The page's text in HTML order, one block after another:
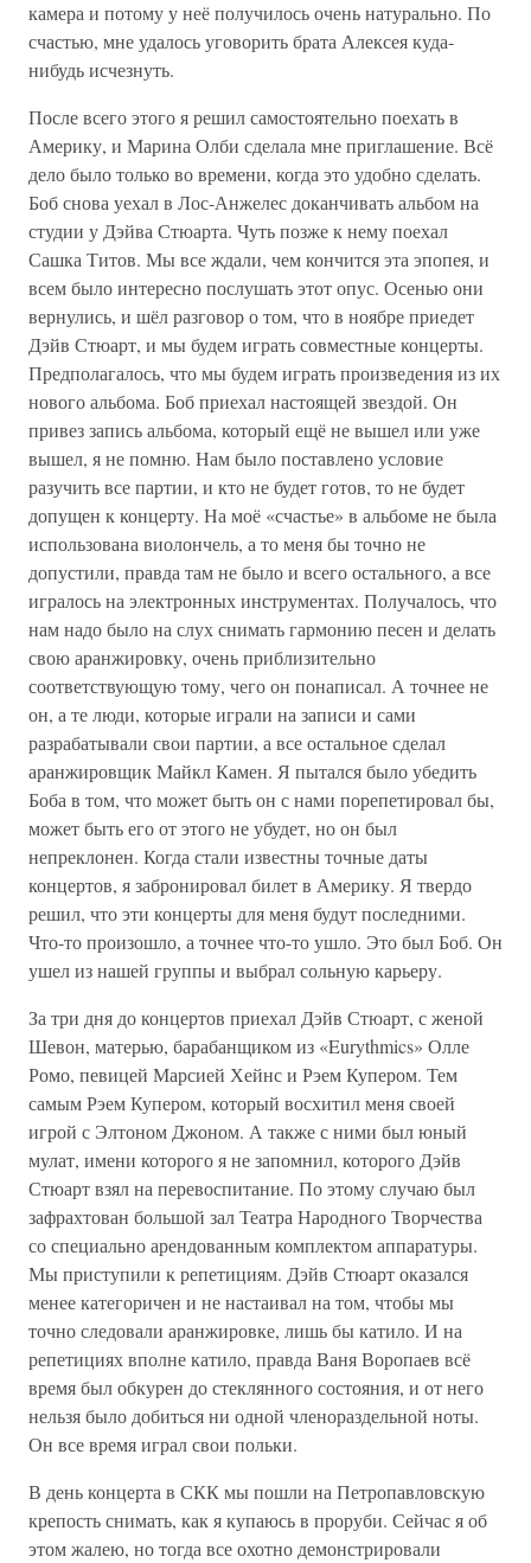
камера и потому у неё получилось очень натурально. По
счастью, мне удалось уговорить брата Алексея куда-
нибудь исчезнуть.
После всего этого я решил самостоятельно поехать в
Америку, и Марина Олби сделала мне приглашение. Всё
дело было только во времени, когда это удобно сделать.
Боб снова уехал в Лос-Анжелес доканчивать альбом на
студии у Дэйва Стюарта. Чуть позже к нему поехал
Сашка Титов. Мы все ждали, чем кончится эта эпопея, и
всем было интересно послушать этот опус. Осенью они
вернулись, и шёл разговор о том, что в ноябре приедет
Дэйв Стюарт, и мы будем играть совместные концерты.
Предполагалось, что мы будем играть произведения из их
нового альбома. Боб приехал настоящей звездой. Он
привез запись альбома, который ещё не вышел или уже
вышел, я не помню. Нам было поставлено условие
разучить все партии, и кто не будет готов, то не будет
допущен к концерту. На моё «счастье» в альбоме не была
использована виолончель, а то меня бы точно не
допустили, правда там не было и всего остального, а все
игралось на электронных инструментах. Получалось, что
нам надо было на слух снимать гармонию песен и делать
свою аранжировку, очень приблизительно
соответствующую тому, чего он понаписал. А точнее не
он, а те люди, которые играли на записи и сами
разрабатывали свои партии, а все остальное сделал
аранжировщик Майкл Камен. Я пытался было убедить
Боба в том, что может быть он с нами порепетировал бы,
может быть его от этого не убудет, но он был
непреклонен. Когда стали известны точные даты
концертов, я забронировал билет в Америку. Я твердо
решил, что эти концерты для меня будут последними.
Что-то произошло, а точнее что-то ушло. Это был Боб. Он
ушел из нашей группы и выбрал сольную карьеру.
За три дня до концертов приехал Дэйв Стюарт, с женой
Шевон, матерью, барабанщиком из «Eurythmics» Олле
Ромо, певицей Марсией Хейнс и Рэем Купером. Тем
самым Рэем Купером, который восхитил меня своей
игрой с Элтоном Джоном. А также с ними был юный
мулат, имени которого я не запомнил, которого Дэйв
Стюарт взял на перевоспитание. По этому случаю был
зафрахтован большой зал Театра Народного Творчества
со специально арендованным комплектом аппаратуры.
Мы приступили к репетициям. Дэйв Стюарт оказался
менее категоричен и не настаивал на том, чтобы мы
точно следовали аранжировке, лишь бы катило. И на
репетициях вполне катило, правда Ваня Воропаев всё
время был обкурен до стеклянного состояния, и от него
нельзя было добиться ни одной членораздельной ноты.
Он все время играл свои польки.
В день концерта в СКК мы пошли на Петропавловскую
крепость снимать, как я купаюсь в проруби. Сейчас я об
этом жалею, но тогда все охотно демонстрировали